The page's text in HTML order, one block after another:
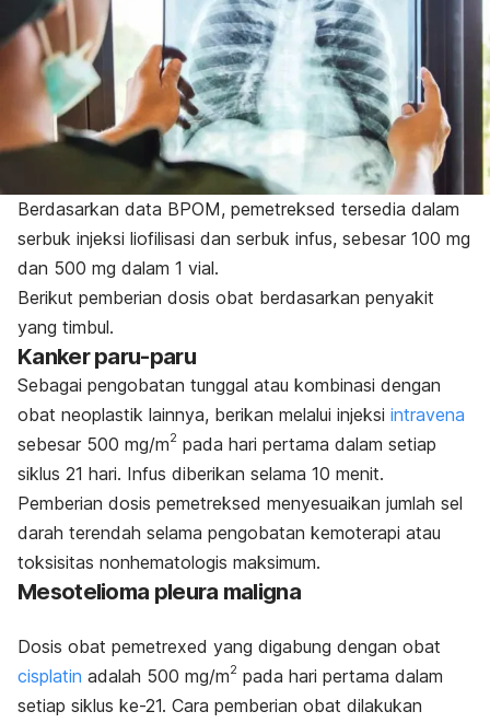
Berdasarkan data BPOM, pemetreksed tersedia dalam
serbuk injeksi liofilisasi dan serbuk infus, sebesar 100 mg
dan 500 mg dalam 1 vial.
Berikut pemberian dosis obat berdasarkan penyakit
yang timbul.
Kanker paru-paru
Sebagai pengobatan tunggal atau kombinasi dengan
obat neoplastik lainnya, berikan melalui injeksi intravena
sebesar 500 mg/m2 pada hari pertama dalam setiap
siklus 21 hari. Infus diberikan selama 10 menit.
Pemberian dosis pemetreksed menyesuaikan jumlah sel
darah terendah selama pengobatan kemoterapi atau
toksisitas nonhematologis maksimum.
Mesotelioma pleura maligna
Dosis obat pemetrexed yang digabung dengan obat
cisplatin adalah 500 mg/m2 pada hari pertama dalam
setiap siklus ke-21. Cara pemberian obat dilakukan